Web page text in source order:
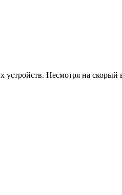
Несмотря на скорый